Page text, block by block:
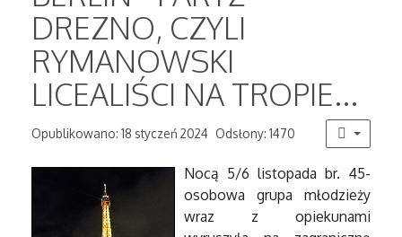
DREZNO, CZYLI
RYMANOWSKI
LICEALIŚCI NA TROPIE...
Opublikowano: 18 styczeń 2024 Odsłony: 1470
Nocą 5/6 listopada br. 45-
osobowa grupa młodzieży
wraz z opiekunami